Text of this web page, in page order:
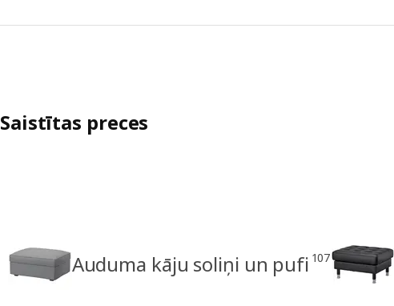
Saistītas preces
Auduma kāju soliņi un pufi 107